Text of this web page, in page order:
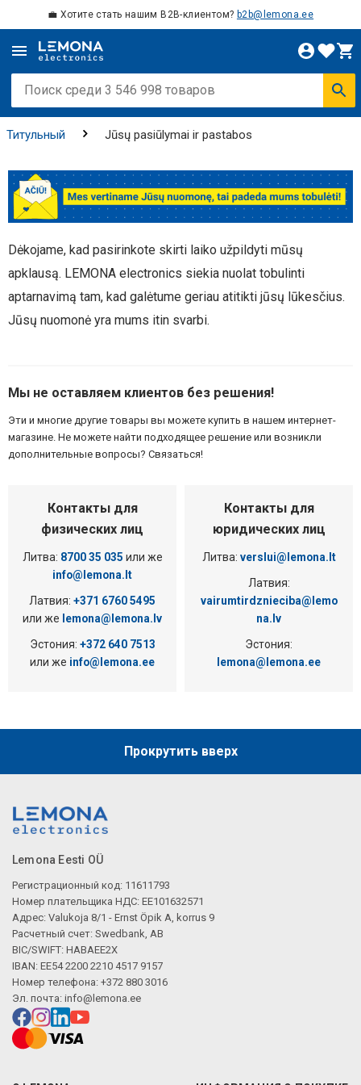
💼 Хотите стать нашим B2B-клиентом? b2b@lemona.ee
Титульный Jūsų pasiūlymai ir pastabos
Dėkojame, kad pasirinkote skirti laiko užpildyti mūsų
apklausą. LEMONA electronics siekia nuolat tobulinti
aptarnavimą tam, kad galėtume geriau atitikti jūsų lūkesčius.
Jūsų nuomonė yra mums itin svarbi.
Мы не оставляем клиентов без решения!
Эти и многие другие товары вы можете купить в нашем интернет-
магазине. Не можете найти подходящее решение или возникли
дополнительные вопросы? Связаться!
Контакты для
физических лиц
Литва: 8700 35 035 или же
info@lemona.lt
Латвия: +371 6760 5495
или же lemona@lemona.lv
Эстония: +372 640 7513
или же info@lemona.ee
Контакты для
юридических лиц
Литва: verslui@lemona.lt
Латвия:
vairumtirdznieciba@lemo
na.lv
Эстония:
lemona@lemona.ee
Прокрутить вверх
Lemona Eesti OÜ
Регистрационный код: 11611793
Номер плательщика НДС: EE101632571
Адрес: Valukoja 8/1 - Ernst Öpik A, korrus 9
Расчетный счет: Swedbank, AB
BIC/SWIFT: HABAEE2X
IBAN: EE54 2200 2210 4517 9157
Номер телефона: +372 880 3016
Эл. почта: info@lemona.ee